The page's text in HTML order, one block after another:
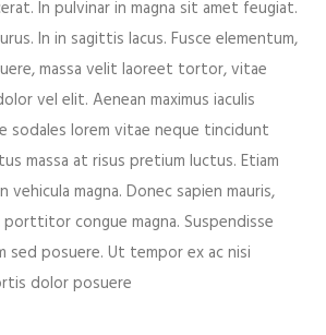
In pulvinar in magna sit amet feugiat.
In in sagittis lacus. Fusce elementum,
massa velit laoreet tortor, vitae
vel elit. Aenean maximus iaculis
sodales lorem vitae neque tincidunt
massa at risus pretium luctus. Etiam
magna. Donec sapien mauris,
congue magna. Suspendisse
sed posuere. Ut tempor ex ac nisi
dolor posuere